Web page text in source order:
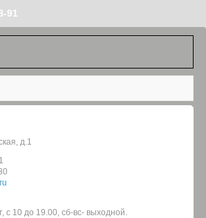
91
д.1
с 10 до 19.00, сб-вс- выходной.